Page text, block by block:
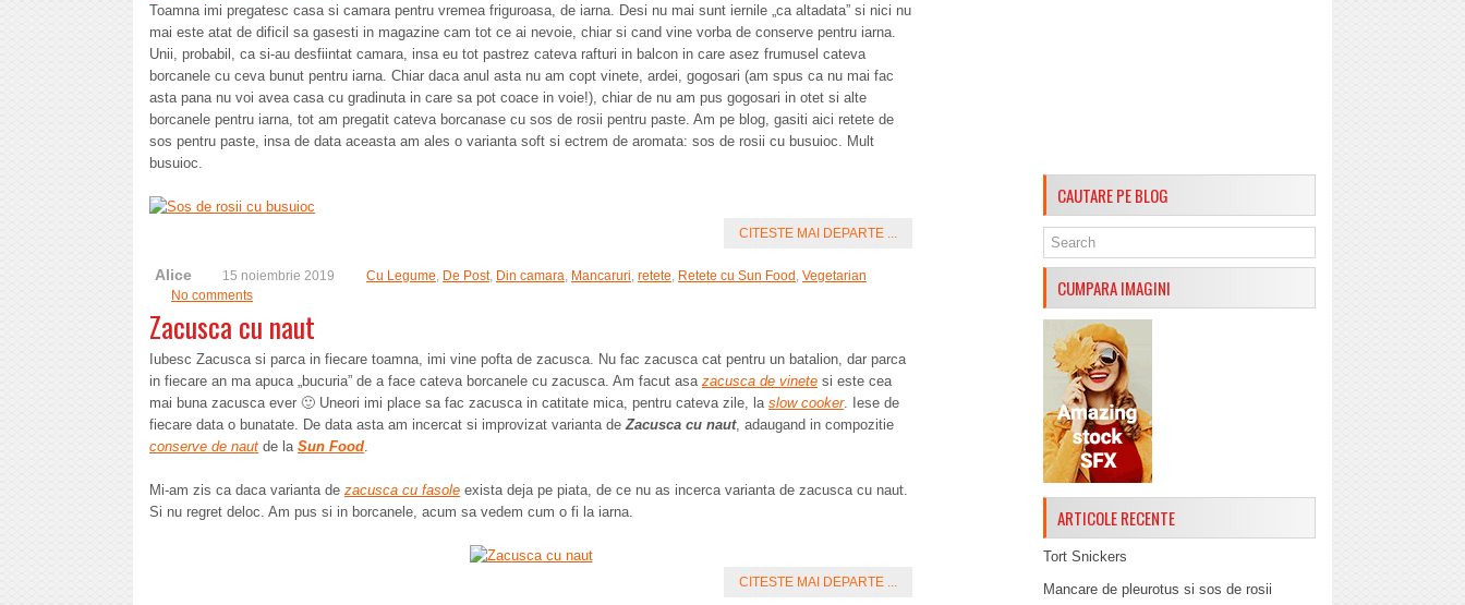
Toamna imi pregatesc casa si camara pentru vremea friguroasa, de iarna. Desi nu mai sunt iernile „ca altadata” si nici nu
mai este atat de dificil sa gasesti in magazine cam tot ce ai nevoie, chiar si cand vine vorba de conserve pentru iarna.
Unii, probabil, ca si-au desfiintat camara, insa eu tot pastrez cateva rafturi in balcon in care asez frumusel cateva
borcanele cu ceva bunut pentru iarna. Chiar daca anul asta nu am copt vinete, ardei, gogosari (am spus ca nu mai fac
asta pana nu voi avea casa cu gradinuta in care sa pot coace in voie!), chiar de nu am pus gogosari in otet si alte
borcanele pentru iarna, tot am pregatit cateva borcanase cu sos de rosii pentru paste. Am pe blog, gasiti aici retete de
sos pentru paste, insa de data aceasta am ales o varianta soft si ectrem de aromata: sos de rosii cu busuioc. Mult
busuioc.
CITESTE MAI DEPARTE ...
Alice 15 noiembrie 2019 Cu Legume, De Post, Din camara, Mancaruri, retete, Retete cu Sun Food , Vegetarian
No comments
Zacusca cu naut
Iubesc Zacusca si parca in fiecare toamna, imi vine pofta de zacusca. Nu fac zacusca cat pentru un batalion, dar parca
in fiecare an ma apuca „bucuria” de a face cateva borcanele cu zacusca. Am facut asa zacusca de vinete si este cea
mai buna zacusca ever 🙂 Uneori imi place sa fac zacusca in catitate mica, pentru cateva zile, la slow cooker. Iese de
fiecare data o bunatate. De data asta am incercat si improvizat varianta deZacusca cu naut, adaugand in compozitie
conserve de naut de la Sun Food.
Mi-am zis ca daca varianta de zacusca cu fasole exista deja pe piata, de ce nu as incerca varianta de zacusca cu naut.
Si nu regret deloc. Am pus si in borcanele, acum sa vedem cum o fi la iarna.
CITESTE MAI DEPARTE ...
CAUTARE PE BLOG
CUMPARA IMAGINI
ARTICOLE RECENTE
Tort Snickers
Mancare de pleurotus si sos de rosii